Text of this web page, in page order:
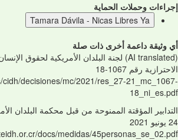
إجراءات وحملات الحماية
Tamara Dávila - Nicas Libres Ya
أي وثيقة داعمة أخرى ذات صلة
الاحترازية رقم 1067-18
decisiones/mc/2021/res_27-21_mc_1067-
18_ni_es.pdf
التدابير المؤقتة الممنوحة من قبل محكمة البلدان
24 يونيو 2021
docs/medidas/45personas_se_02.pdf